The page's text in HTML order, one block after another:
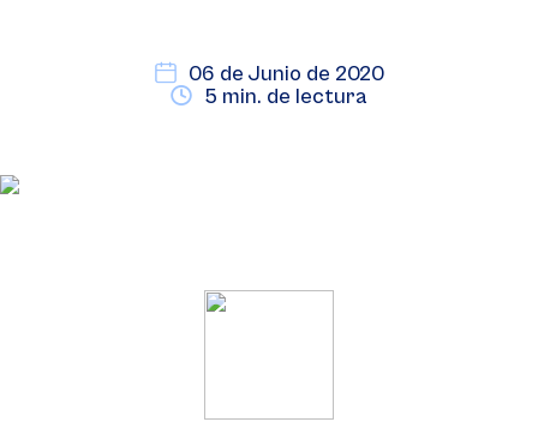
06 de Junio de 2020
5 min. de lectura